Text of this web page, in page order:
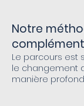
Notre
Le parcours est
le changement
manière